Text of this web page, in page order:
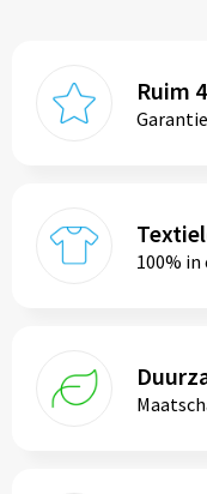
Ruim
100%